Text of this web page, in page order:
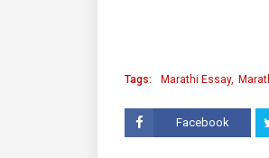
Tags: Marathi Essay
Facebook